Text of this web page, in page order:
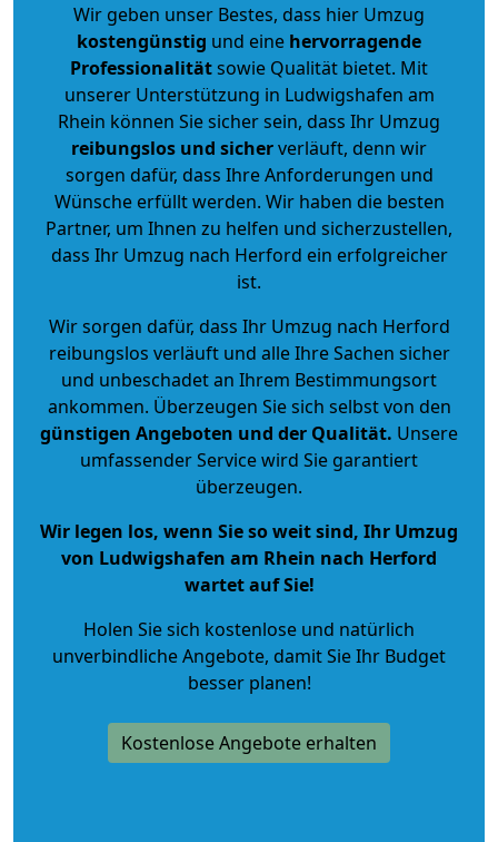
Wir geben unser Bestes, dass hier Umzug
kostengünstig und eine hervorragende
Professionalitätsowie Qualität bietet. Mit
unserer Unterstützung in Ludwigshafen am
Rhein können Sie sicher sein, dass Ihr Umzug
reibungslos und sicherverläuft, denn wir
sorgen dafür, dass Ihre Anforderungen und
Wünsche erfüllt werden. Wir haben die besten
Partner, um Ihnen zu helfen und sicherzustellen,
dass Ihr Umzug nach Herford ein erfolgreicher
ist.
Wir sorgen dafür, dass Ihr Umzug nach Herford
reibungslos verläuft und alle Ihre Sachen sicher
und unbeschadet an Ihrem Bestimmungsort
ankommen. Überzeugen Sie sich selbst von den
günstigen Angeboten und der Qualität. Unsere
umfassender Service wird Sie garantiert
überzeugen.
Wir legen los, wenn Sie so weit sind, Ihr Umzug
von Ludwigshafen am Rhein nach Herford
wartet auf Sie!
Holen Sie sich kostenlose und natürlich
unverbindliche Angebote, damit Sie Ihr Budget
besser planen!
Kostenlose Angebote erhalten